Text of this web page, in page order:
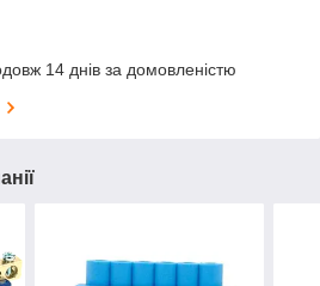
14 днів за домовленістю